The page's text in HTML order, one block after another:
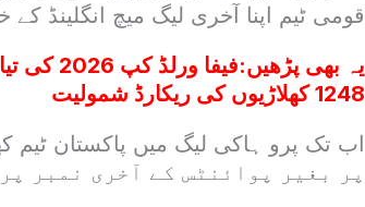
قومی ٹیم اپنا آخری لیگ میچ انگلینڈ کے
یہ بھی پڑھیں:
1248 کھلاڑیوں کی ریکارڈ شمولیت
پر بغیر پوائنٹس کے آخری نمبر